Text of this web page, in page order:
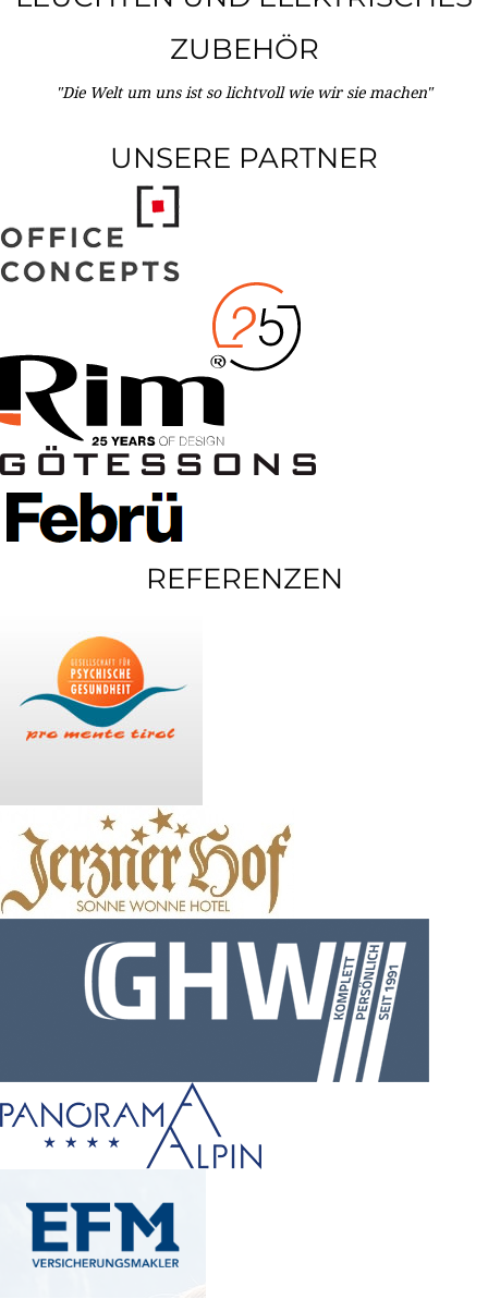
ZUBEHÖR
"Die Welt um uns ist so lichtvoll wie wir sie machen"
UNSERE PARTNER
REFERENZEN